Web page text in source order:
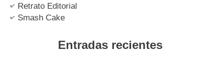
Retrato Editorial
Smash Cake
Entradas recientes